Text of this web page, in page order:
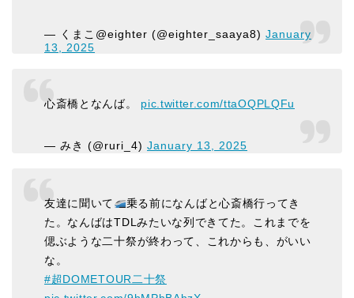
— くまこ@eighter (@eighter_saaya8)January
13, 2025
心斎橋となんば。 pic.twitter.com/ttaOQPLQFu
— みき (@ruri_4)January 13, 2025
友達に聞いて
乗る前になんばと心斎橋行ってき
た。なんばはTDLみたいな列できてた。これまでを
偲ぶような二十祭が終わって、これからも、がいい
な。
#超DOMETOUR二十祭